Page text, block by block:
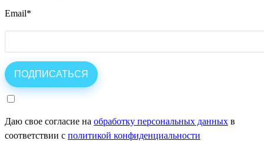
Email*
Даю свое согласие на обработку персональных данных в
соответствии с политикой конфиденциальности